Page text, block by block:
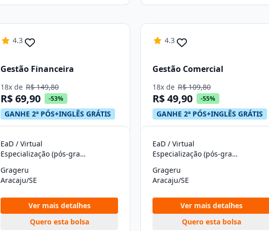
4.3
Gestão Financeira
18x de R$ 149,80
R$ 69,90 -53%
GANHE 2ª PÓS+INGLÊS GRÁTIS
EaD / Virtual
Especialização (pós-graduação)
Grageru
Aracaju/SE
Ver mais detalhes
Quero esta bolsa
4.3
Gestão Comercial
18x de R$ 109,80
R$ 49,90 -55%
GANHE 2ª PÓS+INGLÊS GRÁTIS
EaD / Virtual
Especialização (pós-graduação)
Grageru
Aracaju/SE
Ver mais detalhes
Quero esta bolsa